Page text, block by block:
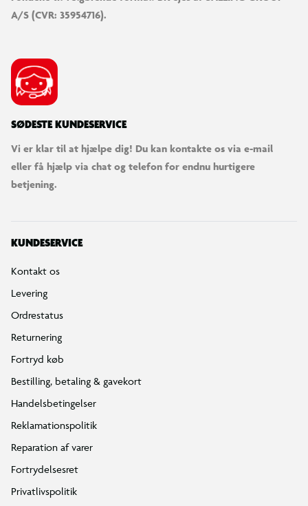
A/S (CVR: 35954716).
SØDESTE KUNDESERVICE
Vi er klar til at hjælpe dig! Du kan kontakte os via e-mail
eller få hjælp via chat og telefon for endnu hurtigere
betjening.
KUNDESERVICE
Kontakt os
Levering
Ordrestatus
Returnering
Fortryd køb
Bestilling, betaling & gavekort
Handelsbetingelser
Reklamationspolitik
Reparation af varer
Fortrydelsesret
Privatlivspolitik